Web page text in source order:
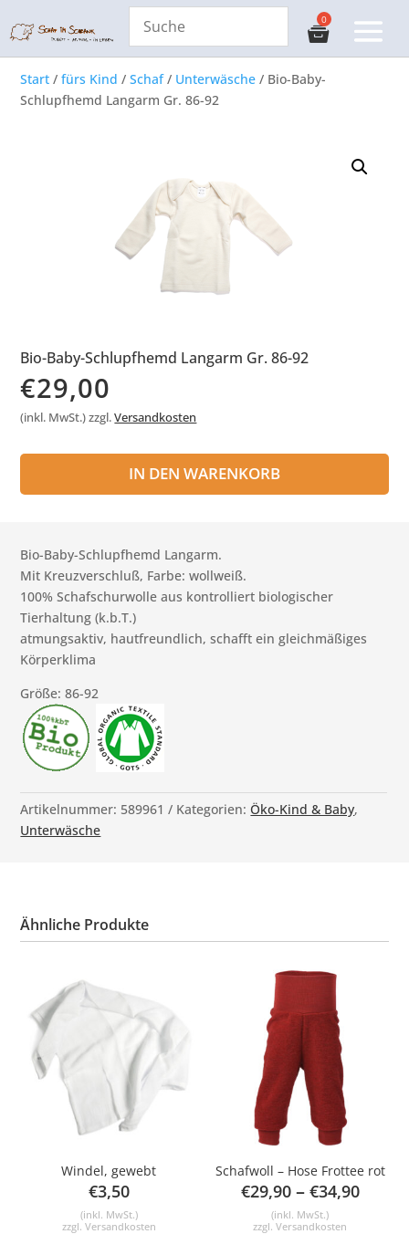
Start /fürs Kind /Schaf/ Unterwäsche / Bio-Baby-
Schlupfhemd Langarm Gr. 86-92
Bio-Baby-Schlupfhemd Langarm Gr. 86-92
€29,00
(inkl. MwSt.) zzgl.Versandkosten
Bio-Baby-Schlupfhemd Langarm.
Mit Kreuzverschluß, Farbe: wollweiß.
100% Schafschurwolle aus kontrolliert biologischer
Tierhaltung (k.b.T.)
atmungsaktiv, hautfreundlich, schafft ein gleichmäßiges
Körperklima
Größe: 86-92
IN DEN WARENKORB
Artikelnummer: 589961 Kategorien:Öko-Kind & Baby,
Unterwäsche
Ähnliche Produkte
Windel, gewebt
€3,50
(inkl. MwSt.)
zzgl. Versandkosten
Schafwoll – Hose Frottee rot
€29,90– €34,90
(inkl. MwSt.)
zzgl.Versandkosten